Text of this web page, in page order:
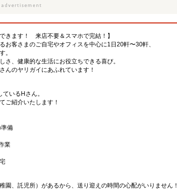
きます！ 来店不要＆スマホで完結！】
お客さまのご自宅やオフィスを中心に1日20軒〜30軒、
。
さ、健康的な生活にお役立ちできる喜び。
んのヤリガイにあふれています！
いるHさん。
ご紹介いたします！
備
業
園、託児所）があるから、送り迎えの時間の心配がいりません！